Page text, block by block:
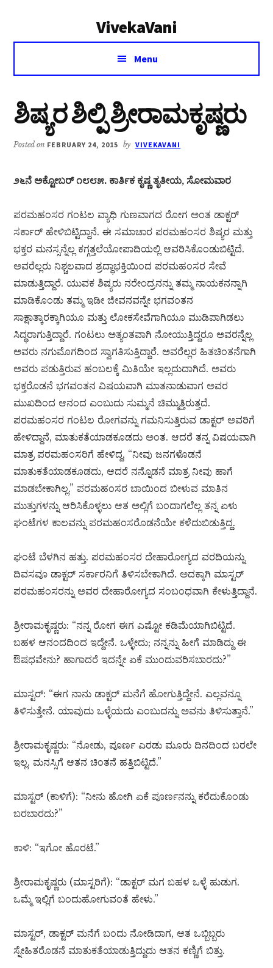
VivekaVani
Voice
Vivekananda
Menu
ಶಿಷ್ಯರ ಶಿಲ್ಪಿ ಶ್ರೀರಾಮಕೃಷ್ಣರು
Posted on FEBRUARY 24, 2015 by VIVEKAVANI
೨೬ನೆ ಅಕ್ಟೋಬರ್ ೧೮೮೫. ಕಾರ್ತಿಕ ಕೃಷ್ಣ ತೃತೀಯ, ಸೋಮವಾರ
ಪರಮಹಂಸರ ಗಂಟಲ ವ್ಯಾಧಿ ಗುಣವಾಗದ ರೋಗ ಅಂತ ಡಾಕ್ಟರ್
ಸರ್ಕಾರ್ ಹೇಳಿಬಿಟ್ಟಿದ್ದಾನೆ. ಈ ಸಮಾಚಾರ ಪರಮಹಂಸರ ಶಿಷ್ಯರ ಮತ್ತು
ಭಕ್ತರ ಮನಸ್ಸನ್ನೆಲ್ಲ ಕಗ್ಗತ್ತಲೆಯೋಪಾದಿಯಲ್ಲಿ ಆವರಿಸಿಕೊಂಡುಬಿಟ್ಟಿದೆ.
ಅವರೆಲ್ಲರು ನಿಶ್ಚಲವಾದ ಶ್ರದ್ಧಾಭಕ್ತಿಯಿಂದ ಪರಮಹಂಸರ ಸೇವೆ
ಮಾಡುತ್ತಿದ್ದಾರೆ. ಯುವಕ ಶಿಷ್ಯರು ನರೇಂದ್ರನನ್ನು ತಮ್ಮ ನಾಯಕನನ್ನಾಗಿ
ಮಾಡಿಕೊಂಡು ತಮ್ಮ ಇಡೀ ಜೀವನವನ್ನೇ ಭಗವಂತನ
ಸಾಕ್ಷಾತ್ಕಾರಕ್ಕಾಗಿಯೂ ಮತ್ತು ಲೋಕಸೇವೆಗಾಗಿಯೂ ಮುಡಿಪಾಗಿಡಲು
ಸಿದ್ಧರಾಗುತ್ತಿದ್ದಾರೆ. ಗಂಟಲು ಅತ್ಯಂತವಾಗಿ ನೋಯುತ್ತಿದ್ದರೂ ಅವರನ್ನೆಲ್ಲ
ಅವರು ನಗುಮೊಗದಿಂದ ಸ್ವಾಗತಿಸುತ್ತಿದ್ದಾರೆ. ಅವರೆಲ್ಲರ ಹಿತಚಿಂತನೆಗಾಗಿ
ಅವರು ಪಡುತ್ತಿರುವ ಹಂಬಲಕ್ಕೆ ಮಿತಿಯೇ ಇಲ್ಲದುದಾಗಿದೆ. ಅವರು
ಭಕ್ತರೊಡನೆ ಭಗವಂತನ ವಿಷಯವಾಗಿ ಮಾತನಾಡುವಾಗ ಅವರ
ಮುಖದಿಂದ ಆನಂದ ಎಂಬುದು ಸುಮ್ಮನೆ ಚಿಮ್ಮುತ್ತಿರುತ್ತದೆ.
ಪರಮಹಂಸರ ಗಂಟಲ ರೋಗವನ್ನು ಗಮನಿಸುತ್ತಿರುವ ಡಾಕ್ಟರ್ ಅವರಿಗೆ
ಹೇಳಿದ್ದಾನೆ, ಮಾತುಕತೆಯಾಡಕೂಡದು ಅಂತ. ಆದರೆ ತನ್ನ ವಿಷಯವಾಗಿ
ಮಾತ್ರ ಪರಮಹಂಸರಿಗೆ ಹೇಳಿದ್ದ, “ನೀವು ಜನಗಳೊಡನೆ
ಮಾತುಕತೆಯಾಡಕೂಡದು, ಆದರೆ ನನ್ನೊಡನೆ ಮಾತ್ರ ನೀವು ಹಾಗೆ
ಮಾಡಬೇಕಾಗಿಲ್ಲ.” ಪರಮಹಂಸರ ಬಾಯಿಂದ ಬೀಳುವ ಮಾತಿನ
ಮುತ್ತುಗಳನ್ನು ಆರಿಸಿಕೊಳ್ಳಲು ಆತ ಅಲ್ಲಿಗೆ ಬಂದಾಗಲೆಲ್ಲ ತನ್ನ ಏಳು
ಘಂಟೆಗಳ ಕಾಲವನ್ನು ಪರಮಹಂಸರೊಡನೆಯೇ ಕಳೆದುಬಿಡುತ್ತಿದ್ದ.
ಘಂಟೆ ಬೆಳಗಿನ ಹತ್ತು. ಪರಮಹಂಸರ ದೇಹಾರೋಗ್ಯದ ವರದಿಯನ್ನು
ದಿವಸವೂ ಡಾಕ್ಟರ್ ಸರ್ಕಾರನಿಗೆ ತಿಳಿಸಬೇಕಾಗಿದೆ. ಅದಕ್ಕಾಗಿ ಮಾಸ್ಟರ್
ಪರಮಹಂಸರನ್ನು ಅವರ ದೇಹಾರೋಗ್ಯದ ಸಂಬಂಧವಾಗಿ ಕೇಳುತ್ತಿದ್ದಾನೆ.
ಶ್ರೀರಾಮಕೃಷ್ಣರು: “ನನ್ನ ರೋಗ ಈಗ ಎಷ್ಟೋ ಕಡಿಮೆಯಾಗಿಬಿಟ್ಟಿದೆ.
ಬಹಳ ಆನಂದದಿಂದ ಇದ್ದೇನೆ. ಒಳ್ಳೇದು; ನನ್ನನ್ನು ಹೀಗೆ ಮಾಡಿದ್ದು ಈ
ಔಷಧವೇನು? ಹಾಗಾದರೆ ಇದನ್ನೇ ಏಕೆ ಮುಂದುವರಿಸಬಾರದು?”
ಮಾಸ್ಟರ್: “ಈಗ ನಾನು ಡಾಕ್ಟರ್ ಮನೆಗೆ ಹೋಗುತ್ತಿದ್ದೇನೆ. ಎಲ್ಲವನ್ನೂ
ತಿಳಿಸುತ್ತೇನೆ. ಯಾವುದು ಒಳ್ಳೆಯದು ಎಂಬುದನ್ನು ಅವನು ತಿಳಿಸುತ್ತಾನೆ.”
ಶ್ರೀರಾಮಕೃಷ್ಣರು: “ನೋಡು, ಪೂರ್ಣ ಎರಡು ಮೂರು ದಿನದಿಂದ ಬರಲೇ
ಇಲ್ಲ. ಮನಸ್ಸಿಗೆ ಆತನ ಚಿಂತನೆ ಹತ್ತಿಬಿಟ್ಟಿದೆ.”
ಮಾಸ್ಟರ್ (ಕಾಳಿಗೆ): “ನೀನು ಹೋಗಿ ಏಕೆ ಪೂರ್ಣನನ್ನು ಕರೆದುಕೊಂಡು
ಬರಬಾರದು?”
ಕಾಳಿ: “ಇಗೋ ಹೊರಟೆ.”
ಶ್ರೀರಾಮಕೃಷ್ಣರು (ಮಾಸ್ಟರಿಗೆ): “ಡಾಕ್ಟರ್ ಮಗ ಬಹಳ ಒಳ್ಳೆ ಹುಡುಗ.
ಒಮ್ಮೆ ಇಲ್ಲಿಗೆ ಬಂದುಹೋಗುವಂತೆ ಹೇಳು.”
ಮಾಸ್ಟರ್, ಡಾಕ್ಟರ್ ಮನೆಗೆ ಬಂದು ನೋಡಿದಾಗ, ಆತ ಒಬ್ಬಿಬ್ಬರು
ಸ್ನೇಹಿತರೊಡನೆ ಮಾತುಕತೆಯಾಡುತ್ತಿದ್ದುದು ಆತನ ಕಣ್ಣಿಗೆ ಬಿತ್ತು.